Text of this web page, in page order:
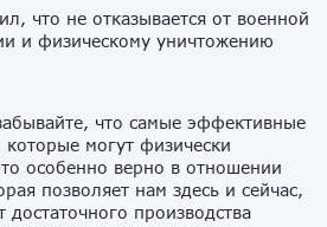
что не отказывается от военной
и физическому уничтожению
что самые эффективные
могут физически
особенно верно в отношении
позволяет нам здесь и сейчас,
производства